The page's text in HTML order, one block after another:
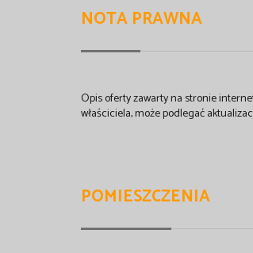
NOTA PRAWNA
Opis oferty zawarty na stronie
właściciela, może podlegać
POMIESZCZENIA